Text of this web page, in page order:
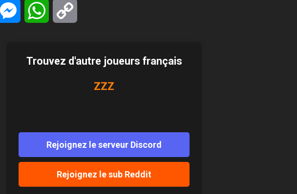
MessengerWhatsApp
Trouvez d'autre joueurs français
ZZZ
Rejoignez le serveur Discord
Rejoignez le sub Reddit